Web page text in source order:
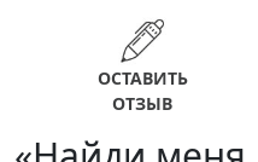
ОСТАВИТЬ
ОТЗЫВ